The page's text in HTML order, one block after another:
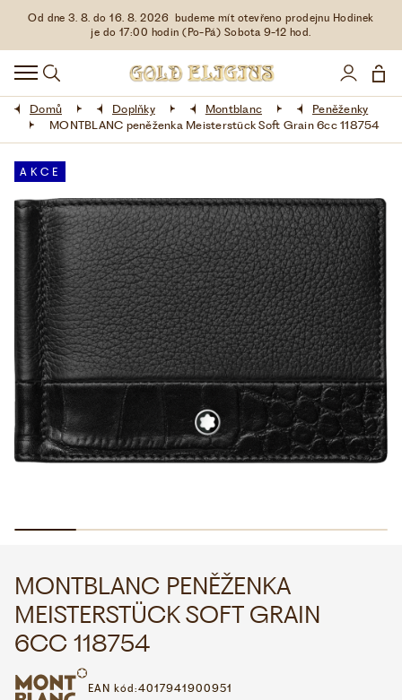
Od dne 3. 8. do 16. 8. 2026 budeme mít otevřeno prodejnu Hodinek
je do 17:00 hodin (Po-Pá) Sobota 9-12 hod.
HODINKY
DOPLŇKY
ŠPERKY
AKCE
LIMITOVANÉ EDICE
LÁSKA ❤
VŠE O NÁKUPU
KONTAKT
WHATSAPP VIBER
Domů Doplňky Montblanc
Peněženky
MONTBLANC peněženka Meisterstück Soft Grain 6cc 118754
AKCE
MONTBLANC PENĚŽENKA
MEISTERSTÜCK SOFT GRAIN
6CC 118754
EAN kód:4017941900951